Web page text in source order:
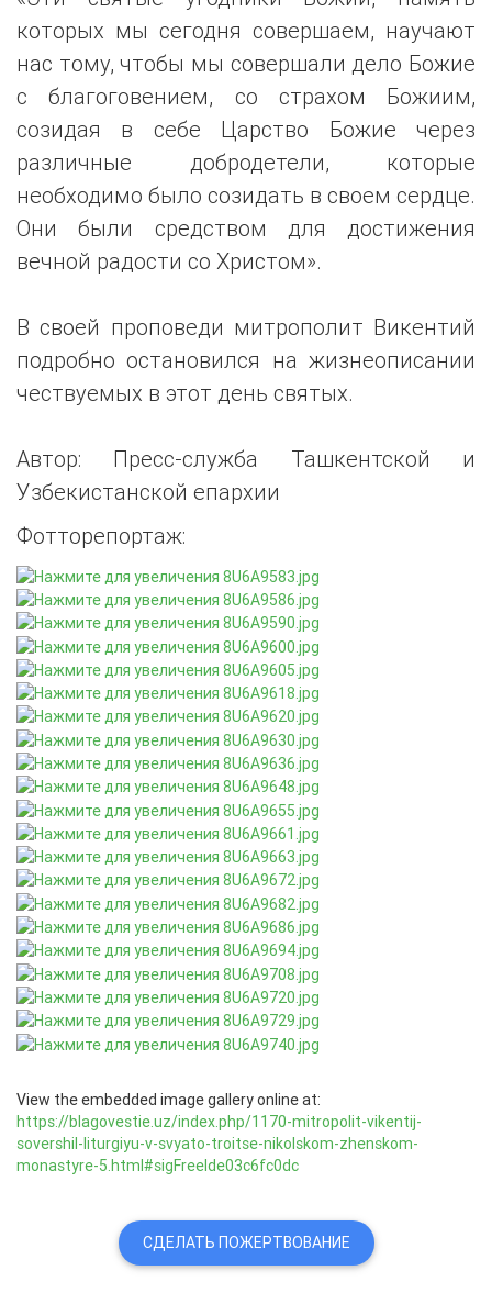
которых мы сегодня совершаем, научают
нас тому, чтобы мы совершали дело Божие
с благоговением, со страхом Божиим,
созидая в себе Царство Божие через
различные добродетели, которые
необходимо было созидать в своем сердце.
Они были средством для достижения
вечной радости со Христом».
В своей проповеди митрополит Викентий
подробно остановился на жизнеописании
чествуемых в этот день святых.
Автор: Пресс-служба Ташкентской и
Узбекистанской епархии
Фотторепортаж:
View the embedded image gallery online at:
https://blagovestie.uz/index.php/1170-mitropolit-vikentij-
sovershil-liturgiyu-v-svyato-troitse-nikolskom-zhenskom-
monastyre-5.html#sigFreeIde03c6fc0dc
СДЕЛАТЬ ПОЖЕРТВОВАНИЕ